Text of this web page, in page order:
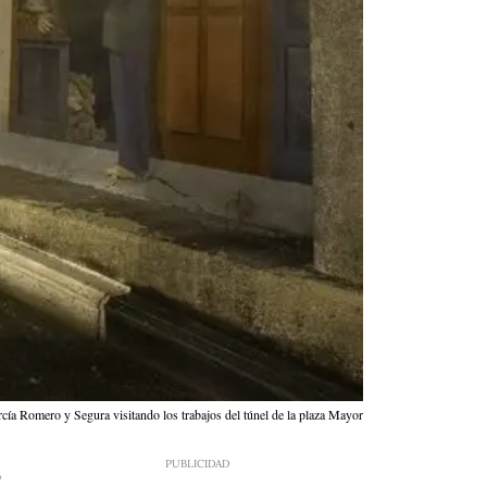
Romero y Segura visitando los trabajos del túnel de la plaza Mayor